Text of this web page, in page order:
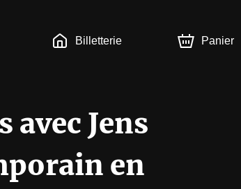
Billetterie Panier
Jens
en